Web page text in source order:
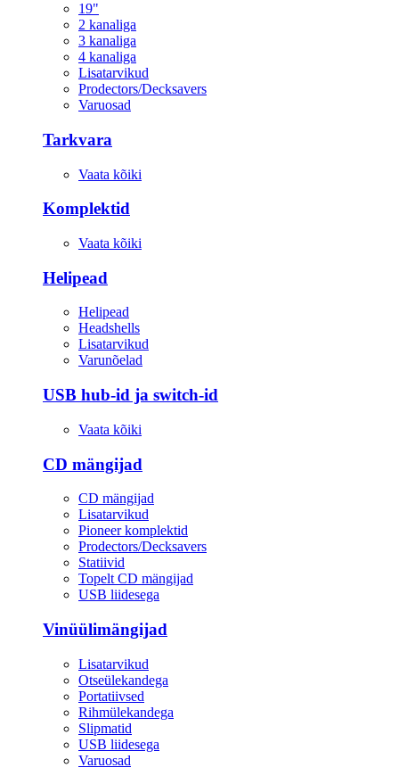
19"
2 kanaliga
3 kanaliga
4 kanaliga
Lisatarvikud
Prodectors/Decksavers
Varuosad
Tarkvara
Vaata kõiki
Komplektid
Vaata kõiki
Helipead
Helipead
Headshells
Lisatarvikud
Varunõelad
USB hub-id ja switch-id
Vaata kõiki
CD mängijad
CD mängijad
Lisatarvikud
Pioneer komplektid
Prodectors/Decksavers
Statiivid
Topelt CD mängijad
USB liidesega
Vinüülimängijad
Lisatarvikud
Otseülekandega
Portatiivsed
Rihmülekandega
Slipmatid
USB liidesega
Varuosad